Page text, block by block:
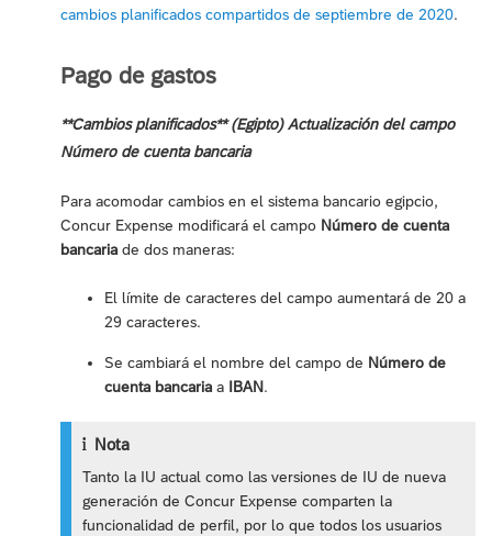
cambios planificados compartidos de septiembre de 2020.
Pago de gastos
**Cambios planificados** (Egipto) Actualización del campo
Número de cuenta bancaria
Para acomodar cambios en el sistema bancario egipcio,
Concur Expense modificará el campo Número de cuenta
bancaria de dos maneras:
El límite de caracteres del campo aumentará de 20 a
29 caracteres.
Se cambiará el nombre del campo de Número de
cuenta bancaria a IBAN.
Nota
Tanto la IU actual como las versiones de IU de nueva
generación de Concur Expense comparten la
funcionalidad de perfil, por lo que todos los usuarios